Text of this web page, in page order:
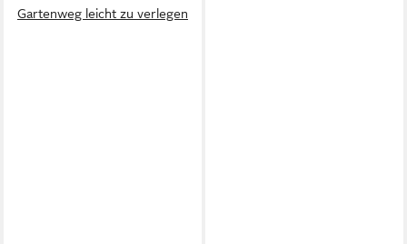
Gartenweg leicht zu verlegen